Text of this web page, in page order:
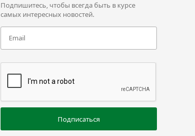
Подпишитесь, чтобы всегда быть в курсе
самых интересных новостей.
Подписаться